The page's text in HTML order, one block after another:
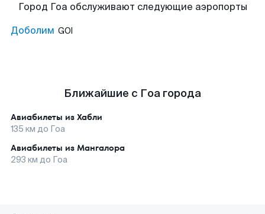
Город Гоа обслуживают следующие аэропорты
Доболим GOI
Ближайшие с Гоа города
Авиабилеты из Хабли
135 км до Гоа
Авиабилеты из Мангалора
293 км до Гоа